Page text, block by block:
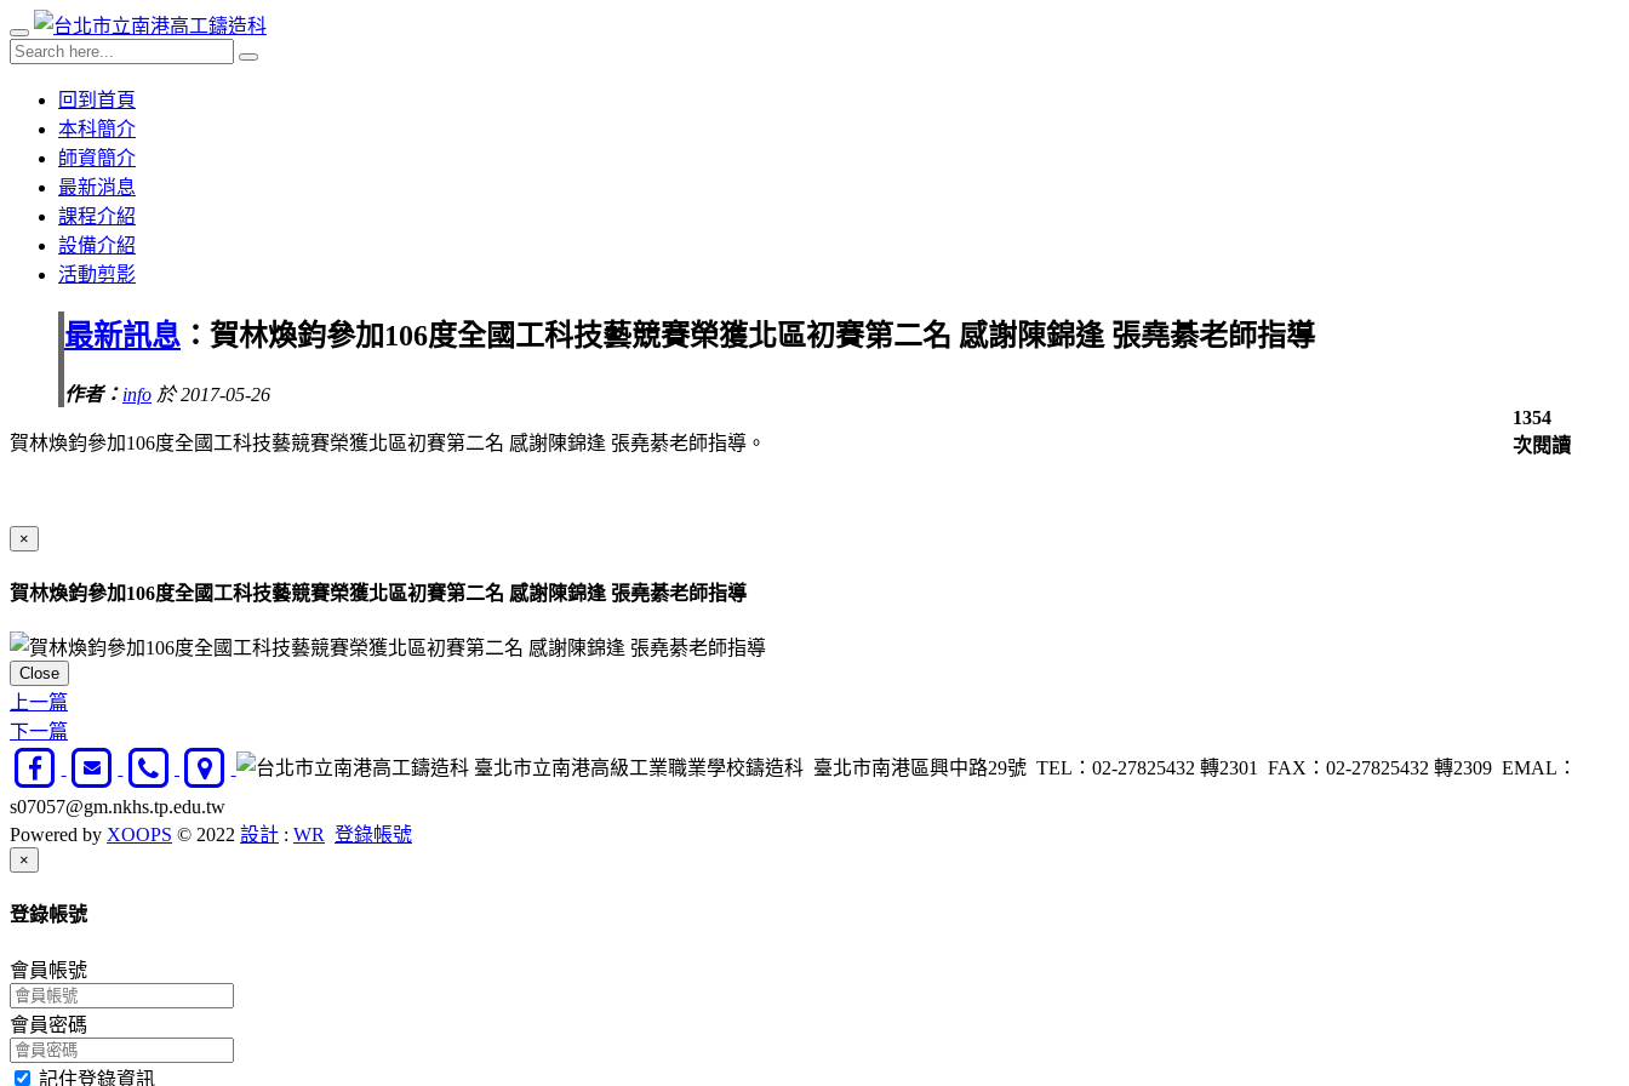
回到首頁
本科簡介
師資簡介
最新消息
課程介紹
設備介紹
活動剪影
最新訊息 ：賀林煥鈞參加106度全國工科技藝競賽榮獲北區初賽第二名 感謝陳錦逢 張堯綦老師指導
作者： info 於 2017-05-26
1354
次閱讀
賀林煥鈞參加106度全國工科技藝競賽榮獲北區初賽第二名 感謝陳錦逢 張堯綦老師指導。
×
賀林煥鈞參加106度全國工科技藝競賽榮獲北區初賽第二名 感謝陳錦逢 張堯綦老師指導
Close
上一篇
下一篇
臺北市立南港高級工業職業學校鑄造科 臺北市南港區興中路29號 TEL：02-27825432 轉2301 FAX：02-27825432 轉2309 EMAL：
s07057@gm.nkhs.tp.edu.tw
Powered by XOOPS © 2022 設計 : WR 登錄帳號
×
登錄帳號
會員帳號
會員密碼
記住登錄資訊